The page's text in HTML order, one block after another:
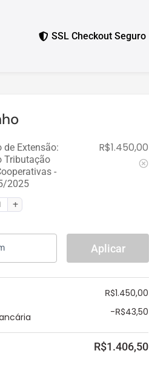
SSL Checkout Seguro
de Extensão:
Tributação
-
2025
R$1.450,00
Aplicar
R$1.450,00
-R$43,50
R$1.406,50